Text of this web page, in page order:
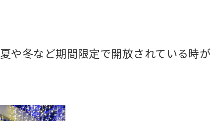
夏や冬など期間限定で開放されている時が